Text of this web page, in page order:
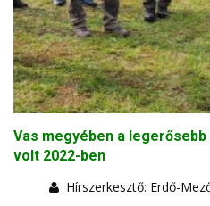
Vas megyében a
volt 2022-ben
Hírszerkesztő: Erdő-